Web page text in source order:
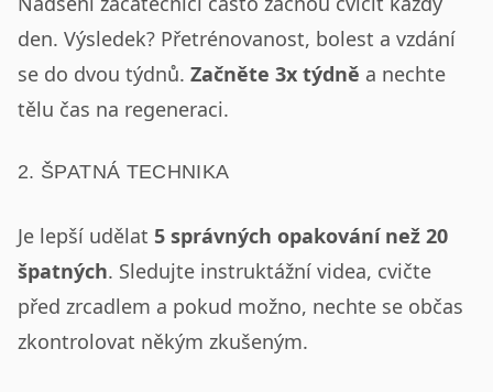
den. Výsledek? Přetrénovanost, bolest a vzdání
se do dvou týdnů. Začněte 3x týdně a nechte
tělu čas na regeneraci.
2. ŠPATNÁ TECHNIKA
Je lepší udělat 5 správných opakování než 20
špatných. Sledujte instruktážní videa, cvičte
před zrcadlem a pokud možno, nechte se občas
zkontrolovat někým zkušeným.